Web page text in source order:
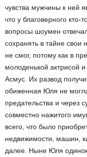
чувства мужчины к ней
что у благоверного
вопросы шоумен
сохранять в тайне
не смог, потому как в
молоденькой актрисой
Асмус. Их развод
обиженная Юля не могла
предательства и через
совместно нажитого
всего, что было
недвижимости, машин,
далее. Ныне Юля